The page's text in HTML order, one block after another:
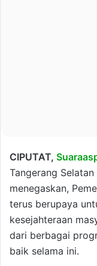
CIPUTAT,
Tangerang
menegaskan,
terus berupaya
kesejahteraan
dari berbagai
baik selama ini.